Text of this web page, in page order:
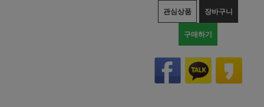
관심상품 장바구니
구매하기